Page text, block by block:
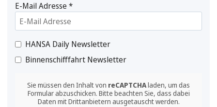
E-Mail Adresse*
HANSA Daily Newsletter
Binnenschifffahrt Newsletter
Sie müssen den Inhalt von reCAPTCHAladen, um das
Formular abzuschicken. Bitte beachten Sie, dass dabei
Daten mit Drittanbietern ausgetauscht werden.